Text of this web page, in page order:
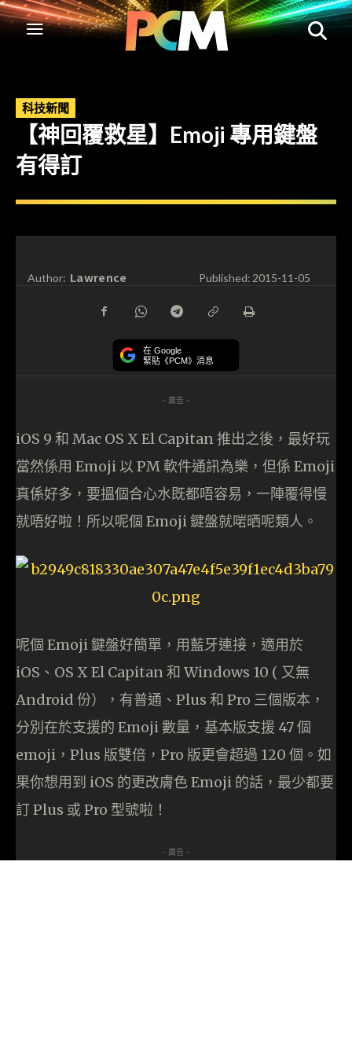
科技新聞
【神回覆救星】Emoji 專用鍵盤
有得訂
Author: Lawrence Published:2015-11-05
在 Google
緊貼《PCM》消息
- 廣告 -
iOS 9 和 Mac OS X El Capitan 推出之後，最好玩
當然係用 Emoji 以 PM 軟件通訊為樂，但係 Emoji
真係好多，要搵個合心水既都唔容易，一陣覆得慢
就唔好啦！所以呢個 Emoji 鍵盤就啱晒呢類人。
呢個 Emoji 鍵盤好簡單，用藍牙連接，適用於
iOS、OS X El Capitan 和 Windows 10 ( 又無
Android 份），有普通、Plus 和 Pro 三個版本，
分別在於支援的 Emoji 數量，基本版支援 47 個
emoji，Plus 版雙倍，Pro 版更會超過 120 個。如
果你想用到 iOS 的更改膚色 Emoji 的話，最少都要
訂 Plus 或 Pro 型號啦！
- 廣告 -